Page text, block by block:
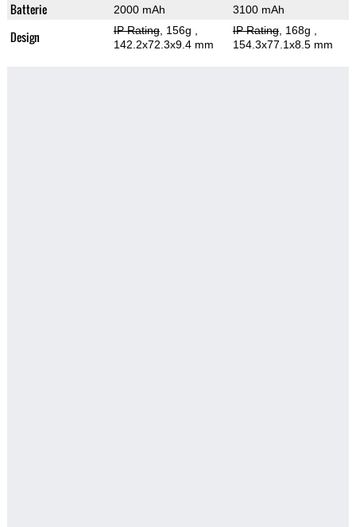
Batterie 2000 mAh 3100 mAh
Design IP Rating, 156g
142.2x72.3x9.4 mm
IP Rating, 168g
154.3x77.1x8.5 mm